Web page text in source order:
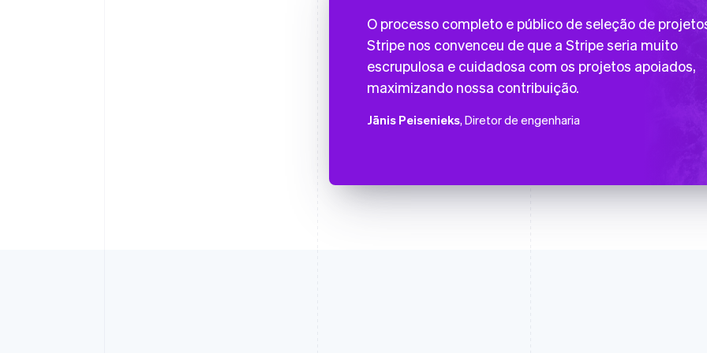
O processo completo e público de seleção de
Stripe nos convenceu de que a Stripe seria muito
escrupulosa e cuidadosa com os projetos apoiados,
maximizando nossa contribuição.
Jānis Peisenieks, Diretor de engenharia